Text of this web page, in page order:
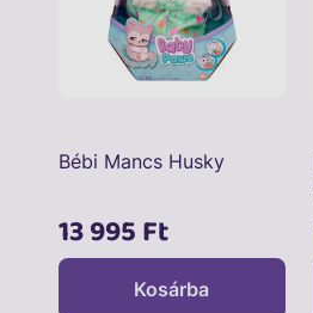
Bébi Mancs Husky
13 995 Ft
Kosárba